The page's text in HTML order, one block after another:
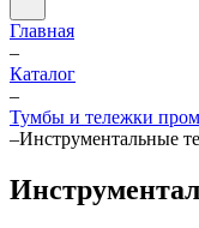
Главная
–
Каталог
–
Тумбы и тележки
–Инструментальные